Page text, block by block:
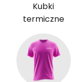
Kubki
termiczne